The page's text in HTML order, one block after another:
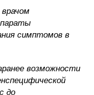
симптомов в
возможности
до